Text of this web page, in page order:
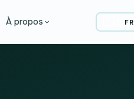
À propos FR